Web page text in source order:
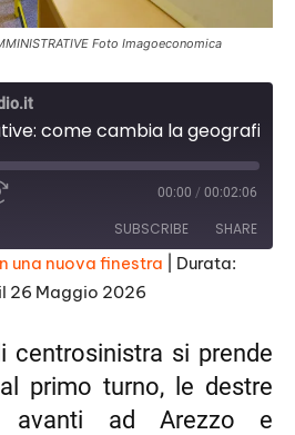
Foto Imagoeconomica
00:00 / 00:02:06
SUBSCRIBE SHARE
una nuova finestra
Durata:
26 Maggio 2026
centrosinistra si prende
primo turno, le destre
avanti ad Arezzo e